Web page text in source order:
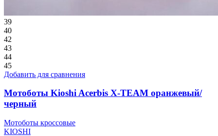
39
40
42
43
44
45
Добавить для сравнения
Мотоботы Kioshi Acerbis X-TEAM оранжевый/
черный
Мотоботы кроссовые
KIOSHI